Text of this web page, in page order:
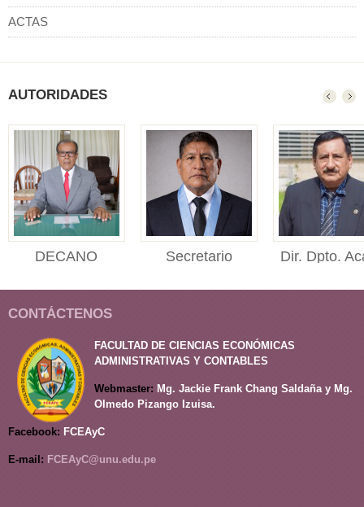
ACTAS
AUTORIDADES
DECANO
Ciencias Económicas,
Administr...
Secretario
Dir. Dpto.
de
CONTÁCTENOS
FACULTAD DE CIENCIAS ECONÓMICAS
ADMINISTRATIVAS Y CONTABLES
Webmaster: Mg. Jackie Frank Chang Saldaña y Mg.
Olmedo Pizango Izuisa.
Facebook: FCEAyC
E-mail: FCEAyC@unu.edu.pe